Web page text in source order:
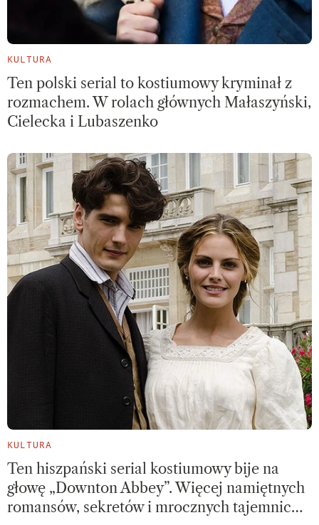
KULTURA
Ten polski serial to kostiumowy kryminał z
rozmachem. W rolach głównych Małaszyński,
Cielecka i Lubaszenko
KULTURA
Ten hiszpański serial kostiumowy bije na
głowę „Downton Abbey”. Więcej namiętnych
romansów, sekretów i mrocznych tajemnic…